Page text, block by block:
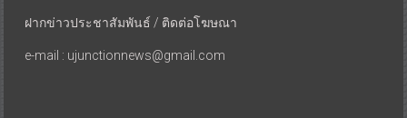
ฝากข่าวประชาสัมพันธ์ / ติดต่อโฆษณา
e-mail : ujunctionnews@gmail.com